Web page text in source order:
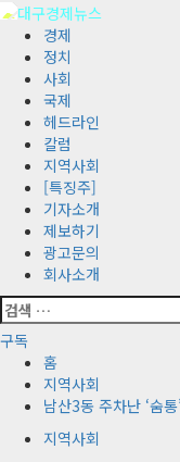
콘
경제
정치
사회
국제
헤드라인
칼럼
지역사회
[특징주]
기자소개
제보하기
광고문의
회사소개
검
색:
구독
홈
지역사회
남산3동 주차난 ‘숨
지역사회